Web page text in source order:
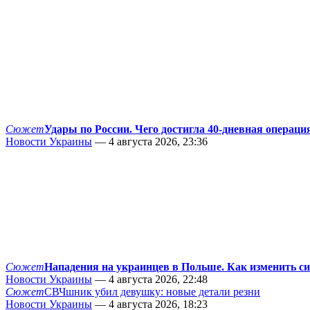
СюжетУдары по России. Чего достигла 40-дневная
Новости Украины — 4 августа 2026, 23:36
СюжетНападения на украинцев в Польше. Как изменить
Новости Украины — 4 августа 2026, 22:48
СюжетСВЧшник убил девушку: новые детали резни
Новости Украины — 4 августа 2026, 18:23